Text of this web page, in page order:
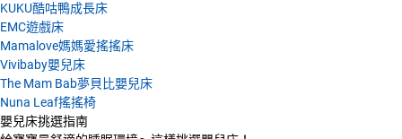
KUKU酷咕鴨成長床
EMC遊戲床
Mamalove媽媽愛搖搖床
Vivibaby嬰兒床
The Mam Bab夢貝比嬰兒床
Nuna Leaf搖搖椅
嬰兒床挑選指南